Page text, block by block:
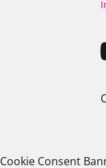
Cookie Consent